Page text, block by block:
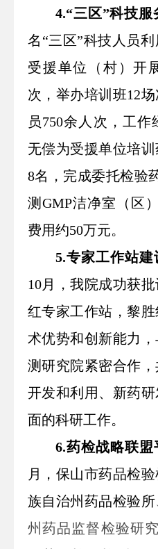
4.“三区”科技
名“三区”科技人员
受援单位（村）开
次，举办培训班12
员750余人次，工作
无偿为受援单位培
8名，完成委托检验
测GMP洁净室（区
费用约50万元。
5.专家工作站建
10月，我院成功获
红专家工作站，黎
术优势和创新能力
测研究院紧密合作
开发和利用、新药
面的科研工作。
6.药检战略联盟
月，保山市药品检
族自治州药品检验所
州药品监督检验研